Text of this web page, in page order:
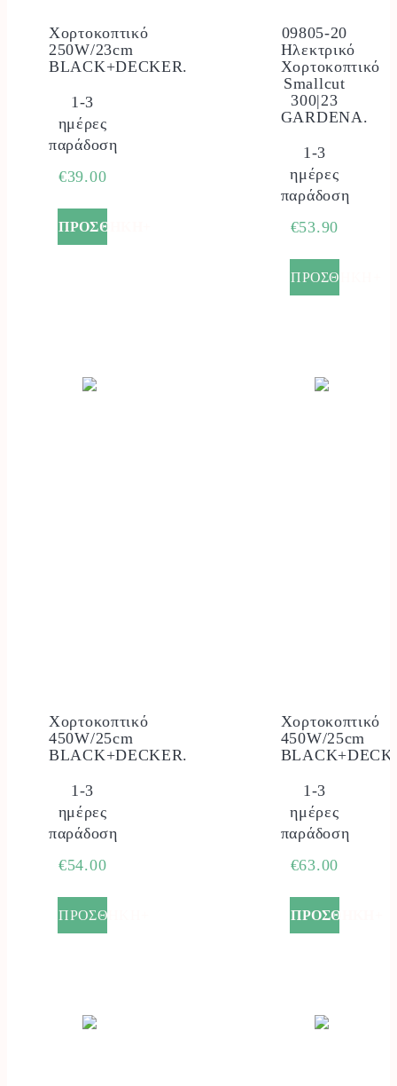
Χορτοκοπτικό
250W/23cm
BLACK+DECKER.
1-3
ημέρες
παράδοση
€39.00
ΠΡΟΣΘΗΚΗ+
09805-20
Ηλεκτρικό
Χορτοκοπτικό
Smallcut
300|23
GARDENA.
1-3
ημέρες
παράδοση
€53.90
ΠΡΟΣΘΗΚΗ+
Χορτοκοπτικό
450W/25cm
BLACK+DECKER.
1-3
ημέρες
παράδοση
€54.00
ΠΡΟΣΘΗΚΗ+
Χορτοκοπτικό
450W/25cm
1-3
ημέρες
παράδοση
€63.00
ΠΡΟΣΘΗΚΗ+